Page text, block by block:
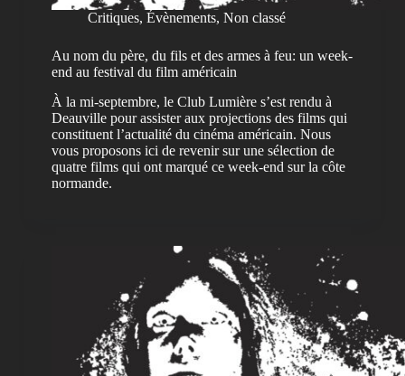
Critiques, Évènements, Non classé
Au nom du père, du fils et des armes à feu: un week-
end au festival du film américain
À la mi-septembre, le Club Lumière s’est rendu à
Deauville pour assister aux projections des films qui
constituent l’actualité du cinéma américain. Nous
vous proposons ici de revenir sur une sélection de
quatre films qui ont marqué ce week-end sur la côte
normande.